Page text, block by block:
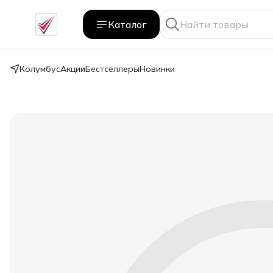
Каталог
КолумбусАкцииБестселлерыНовинки